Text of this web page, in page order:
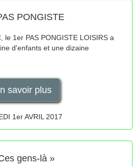
PONGISTE
le 1er PAS PONGISTE LOISIRS a
d'enfants et une dizaine
savoir plus
1er AVRIL 2017
gens-là »